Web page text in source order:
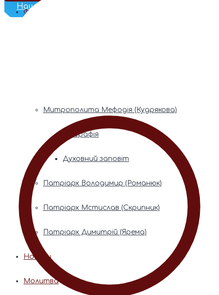
Наш Телеграм
Фонди пам’яті
Митрополита Мефодія (Кудрякова)
Біографія
Духовний заповіт
Патріарх Володимир (Романюк)
Патріарх Мстислав (Скрипник)
Патріарх Димитрій (Ярема)
Новини
Молитва